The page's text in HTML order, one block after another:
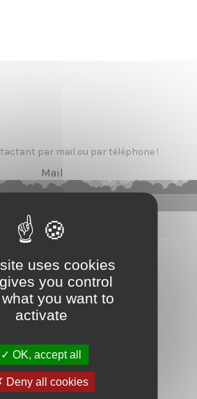
par mail ou par téléphone !
Mail
uses cookies
you control
you want to
activate
OK, accept all
Deny all cookies